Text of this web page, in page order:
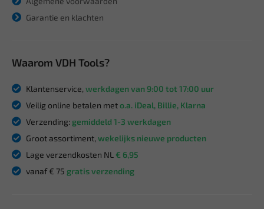
Garantie en klachten
Waarom VDH Tools?
Klantenservice, werkdagen van 9:00 tot 17:00 uur
Veilig online betalen meto.a. iDeal, Billie, Klarna
Verzending: gemiddeld 1-3 werkdagen
Groot assortiment, wekelijks nieuwe producten
Lage verzendkosten NL € 6,95
vanaf € 75 gratis verzending